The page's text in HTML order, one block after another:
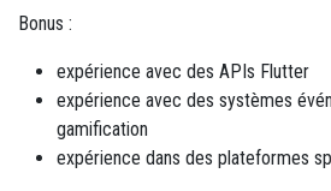
Bonus :
expérience avec des APIs Flutter
expérience avec des systèmes
gamification
expérience dans des plateformes